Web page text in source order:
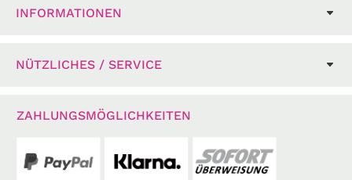
INFORMATIONEN
NÜTZLICHES / SERVICE
ZAHLUNGSMÖGLICHKEITEN